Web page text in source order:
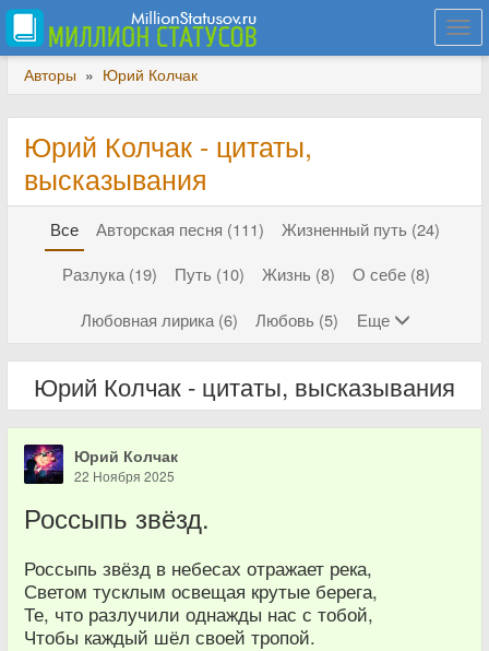
Авторы » Юрий Колчак
Юрий Колчак - цитаты,
высказывания
Все Авторская песня (111)
Жизненный путь (24)
Разлука (19)
Путь (10) Жизнь (8)
О себе (8)
Любовная лирика (6)
Любовь (5) Еще
Юрий Колчак - цитаты, высказывания
Юрий Колчак
22 Ноября 2025
Россыпь звёзд.
Россыпь звёзд в небесах отражает река,
Светом тусклым освещая крутые берега,
Те, что разлучили однажды нас с тобой,
Чтобы каждый шёл своей тропой.